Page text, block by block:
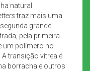
natural
traz mais uma
grande
pela primeira
um polímero no
transição vítrea é
borracha e outros